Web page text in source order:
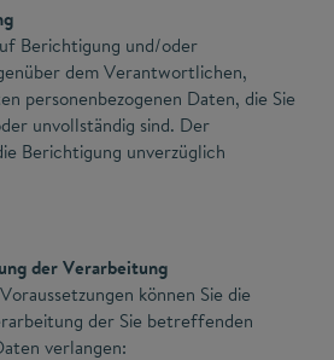
Berichtigung und/oder
dem Verantwortlichen,
personenbezogenen Daten, die Sie
unvollständig sind. Der
Berichtigung unverzüglich
der Verarbeitung
können Sie die
der Sie betreffenden
verlangen: